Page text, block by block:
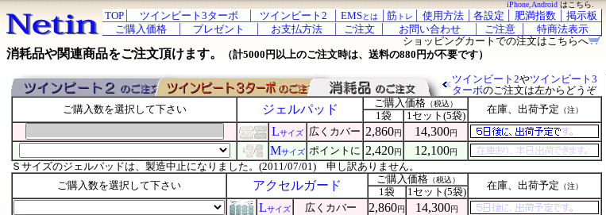
iPhone,Android はこちら.
TOP ツインビート3ターボ ツインビート2 EMSとは 筋 トレ 使用方法 各設定 肥満指数
掲示板
ご購入価格
プレゼント お支払方法 ご注文 お問い合わせ ご注意
特商法表示
ショッピングカートでの注文はこちらへ
消耗品や関連商品をご注文頂けます。 （計5000円以上のご注文時は、送料の880円が不要です）
ツインビート2やツインビート3
ターボのご注文は左からどうぞ
ご購入数を選択して下さい
ジェルパッド ご購入価格（税込） 在庫、出荷予定 （注）
1袋 1セット(5袋)
Lサイズ 広くカバー 2,860円 14,300円
Mサイズ ポイントに 2,420円 12,100円
Ｓサイズのジェルパッドは、製造中止になりました。(2011/07/01) 申し訳ありません。
ご購入数を選択して下さい
アクセルガード ご購入価格（税込） 在庫、出荷予定 （注）
1袋 1セット(5袋)
Lサイズ 広くカバー 2,860円 14,300円